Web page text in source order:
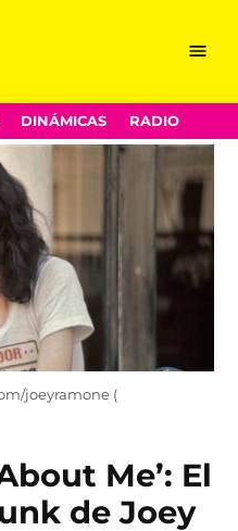
Menu
DINÁMICAS RADIO
joeyramone (
Me’: El
de Joey